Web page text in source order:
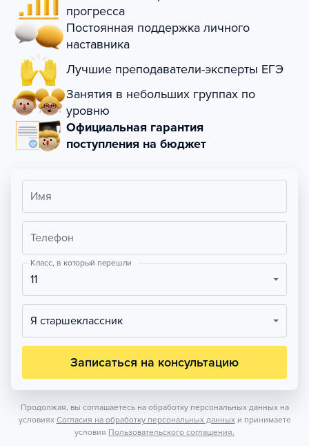
прогресса
Постоянная поддержка личного
наставника
Лучшие преподаватели-эксперты ЕГЭ
Занятия в небольших группах по
уровню
Официальная гарантия
поступления на бюджет
Имя
Телефон
Класс, в который перешли
11
Я старшеклассник
Записаться на консультацию
Продолжая, вы соглашаетесь на обработку персональных данных на
условиях Согласия на обработку персональных данных и принимаете
условия Пользовательского соглашения.